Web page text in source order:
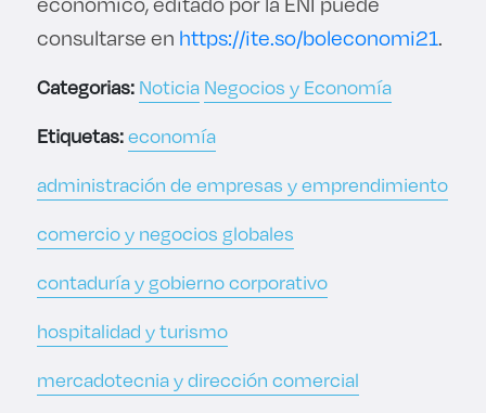
consultarse en https://ite.so/boleconomi21.
Categorias:Noticia Negocios y Economía
Etiquetas:economía
administración de empresas y emprendimiento
comercio y negocios globales
contaduría y gobierno corporativo
hospitalidad y turismo
mercadotecnia y dirección comercial